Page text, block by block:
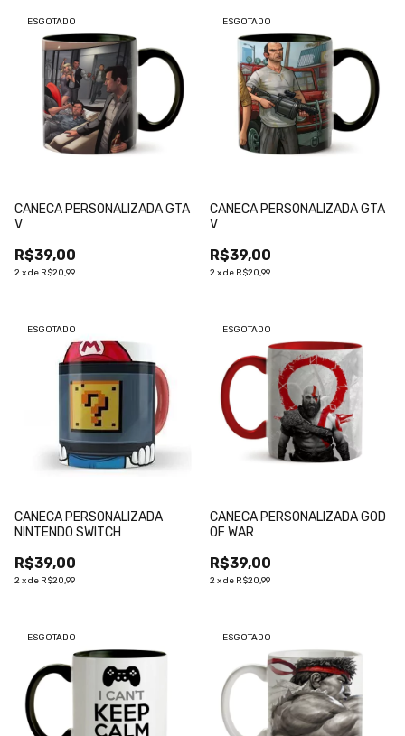
ESGOTADO
CANECA PERSONALIZADA GTA
V
R$39,00
2xde R$20,99
ESGOTADO
CANECA PERSONALIZADA GTA
V
R$39,00
2xde R$20,99
ESGOTADO
CANECA PERSONALIZADA
NINTENDO SWITCH
R$39,00
2xde R$20,99
ESGOTADO
CANECA PERSONALIZADA GOD
OF WAR
R$39,00
2xde R$20,99
ESGOTADO ESGOTADO